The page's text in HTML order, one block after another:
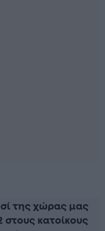
της χώρας μας
στους κατοίκους